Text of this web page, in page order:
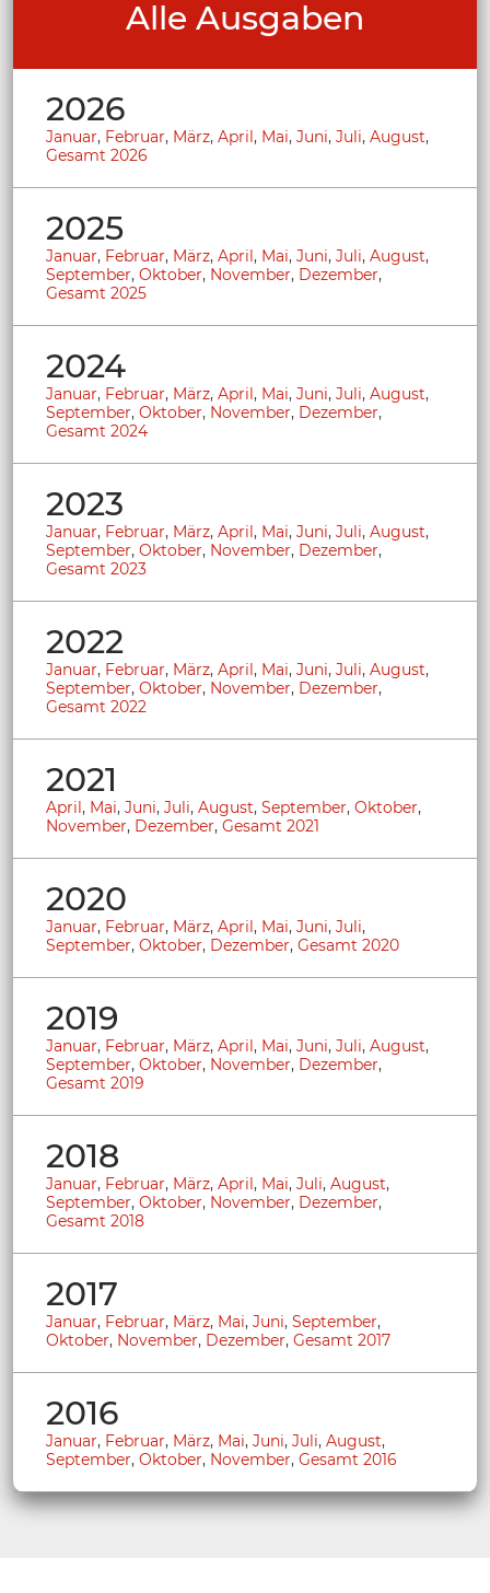
Alle Ausgaben
2026
Januar, Februar, März, April, Mai, Juni, Juli, August,
Gesamt 2026
2025
Januar, Februar, März, April, Mai, Juni, Juli, August,
September, Oktober, November, Dezember,
Gesamt 2025
2024
Januar, Februar, März, April, Mai, Juni, Juli, August,
September, Oktober, November, Dezember,
Gesamt 2024
2023
Januar, Februar, März, April, Mai, Juni, Juli, August,
September, Oktober, November, Dezember,
Gesamt 2023
2022
Januar, Februar, März, April, Mai, Juni, Juli, August,
September, Oktober, November, Dezember,
Gesamt 2022
2021
April, Mai, Juni, Juli, August, September, Oktober,
November, Dezember, Gesamt 2021
2020
Januar, Februar, März, April, Mai, Juni, Juli,
September, Oktober, Dezember, Gesamt 2020
2019
Januar, Februar, März, April, Mai, Juni, Juli, August,
September, Oktober, November, Dezember,
Gesamt 2019
2018
Januar, Februar, März, April, Mai, Juli, August,
September, Oktober, November, Dezember,
Gesamt 2018
2017
Januar, Februar, März, Mai, Juni, September,
Oktober, November, Dezember, Gesamt 2017
2016
Januar, Februar, März, Mai, Juni, Juli, August,
September, Oktober, November, Gesamt 2016